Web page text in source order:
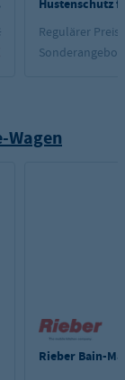
Hustenschutz
abnehmbarer
Regulärer Preis:
Sonderangebot:
Wagen
Rieber Bain-